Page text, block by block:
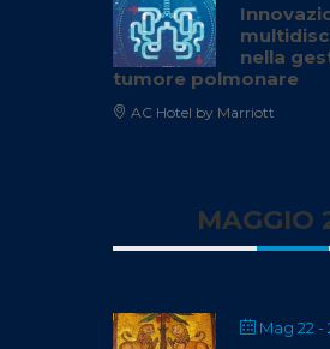
nella
tumore polmonare
AC Hotel by Marriott
MAGGIO
Mag 22 -